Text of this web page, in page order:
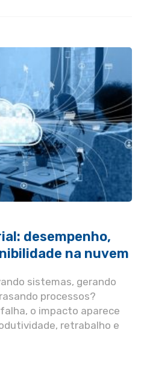
desempenho,
na nuvem
sistemas, gerando
processos?
o impacto aparece
retrabalho e